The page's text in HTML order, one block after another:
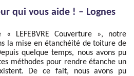
qui vous aide ! – Lognes
LEFEBVRE Couverture », notre
la mise en étanchéité de toiture de
quelque temps, nous avons pu
méthodes pour rendre étanche un
De ce fait, nous avons pu